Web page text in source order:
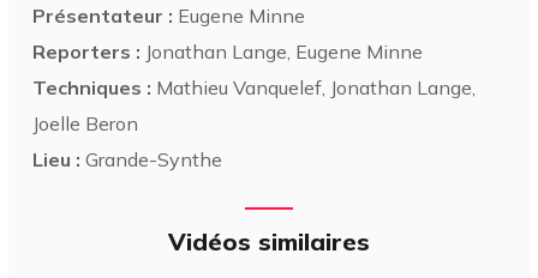
Présentateur : Eugene Minne
Reporters : Jonathan Lange, Eugene Minne
Techniques : Mathieu Vanquelef, Jonathan Lange,
Joelle Beron
Lieu : Grande-Synthe
Vidéos similaires